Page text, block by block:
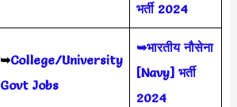
भर्ती 2024
➥College/University
Govt Jobs
➥भारतीय नौसेना
[Navy] भर्ती
2024